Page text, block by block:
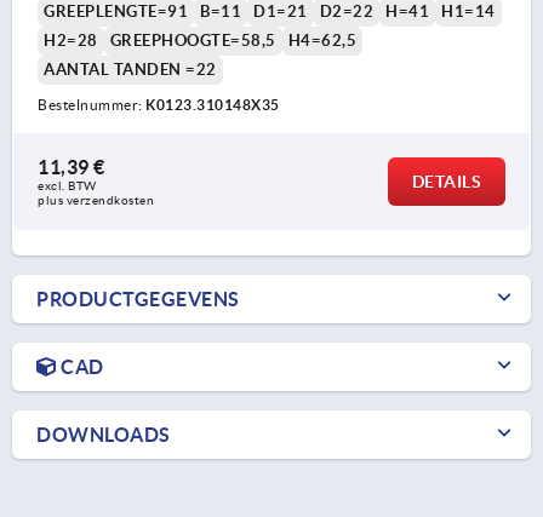
GREEPLENGTE=91
B=11 D1=21 D2=22 H=41
H1=14
H2=28
GREEPHOOGTE=58,5
H4=62,5
AANTAL TANDEN =22
Bestelnummer: K0123.310148X35
11,39 €
excl. BTW
plus verzendkosten
DETAILS
PRODUCTGEGEVENS
CAD
DOWNLOADS